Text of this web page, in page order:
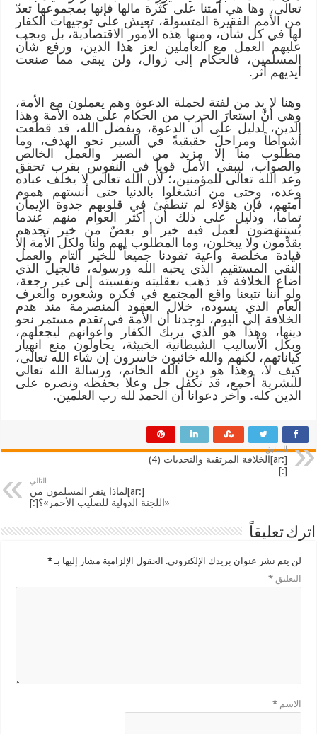
تعالى، وها هي أمتنا على كثرة مالها فإنها بمجموعها تعدّ
من الأمم الفقيرة المتسولة، تعيش على توجيهات الكفار
لها في كل شأن، ومنها هذه الأمور الاقتصادية، بل ويجب
عليهم العمل مع العاملين لعز هذا الدين، ورفع شأن
المسلمين، فالحكام إلى زوال، ولن يبقى مما صنعت
أيديهم أثر.
وهنا لا بد من لفتة لحملة الدعوة وهم يعملون مع الأمة،
وهي أنَّ استعارَ الحرب من الحكام على هذه الأمة وهذا
الدين، لدليل على أن الدعوة، وبفضل الله، قد قطعت
أشواطاً ومراحلَ حقيقيةً في السير نحو الهدف، وما
مطلوب منا إلا مزيد من الصبر والعمل الخالص
والصواب، ليبقى الأمل قوياً في النفوس بقرب تحقق
وعد الله تعالى للمؤمنين،؛ لأن الله تعالى لا يخلف عباده
وعده، وحتى من انشغلوا بالدنيا حتى أنستهم هموم
أمتهم، فإن هؤلاء لم تنطفئ في قلوبهم جذوة الإيمان
تماماً، ودليل على ذلك أن أكثر العوام منهم عندما
يُستنهَضون لعمل فيه خير أو بعضٌ من خير تجدهم
يقدِّمون ولا يبخلون، وما المطلوب لهم ولنا ولكل الأمة إلا
قيادة مخلصة واعية تقودنا جميعاً للخير التام والعمل
النقي المستقيم الذي يحبه الله ورسوله، فالجيل الذي
أضاع الخلافة قد ذهب بعقليته ونفسيته إلى غير رجعة،
ولو أننا تتبعنا واقع المجتمع في فكره وشعوره والعرف
العام الذي يسوده، خلال العقود المنصرمة منذ هدم
الخلافة إلى اليوم، لوجدنا أن الأمة في تقدم مستمر نحو
دينها، وهذا هو الذي يربك الكفار وأعوانهم ليجعلهم،
وبكل الأساليب الشيطانية الخبيثة، يحاولون منع انهيار
كياناتهم، لكنهم والله خائبون خاسرون إن شاء الله تعالى،
كيف لا، وهذا هو دين الله الخاتم، ورسالة الله تعالى
للبشرية أجمع، قد تكفل جل وعلا بحفظه ونصره على
الدين كله. وآخر دعوانا أن الحمد لله رب العلمين.
السابق
[:ar]الخلافة المرتقبة والتحديات (4)
[:]
التالي
[:ar]لماذا ينفر المسلمون من
«اللجنة الدولية للصليب الأحمر»؟[:]
اترك تعليقاً
لن يتم نشر عنوان بريدك الإلكتروني. الحقول الإلزامية مشار إليها بـ*
التعليق*
الاسم*